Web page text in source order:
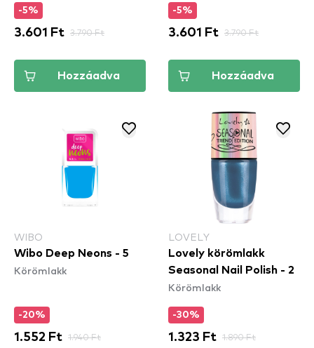
-5%
3.601 Ft 3.790 Ft
Hozzáadva
-5%
3.601 Ft 3.790 Ft
Hozzáadva
WIBO
Wibo Deep Neons - 5
Körömlakk
-20%
1.552 Ft 1.940 Ft
LOVELY
Lovely körömlakk
Seasonal Nail Polish - 2
Körömlakk
-30%
1.323 Ft 1.890 Ft